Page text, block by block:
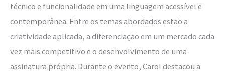
técnico e funcionalidade em uma linguagem acessível e
contemporânea. Entre os temas abordados estão a
criatividade aplicada, a diferenciação em um mercado cada
vez mais competitivo e o desenvolvimento de uma
assinatura própria. Durante o evento, Carol destacou a